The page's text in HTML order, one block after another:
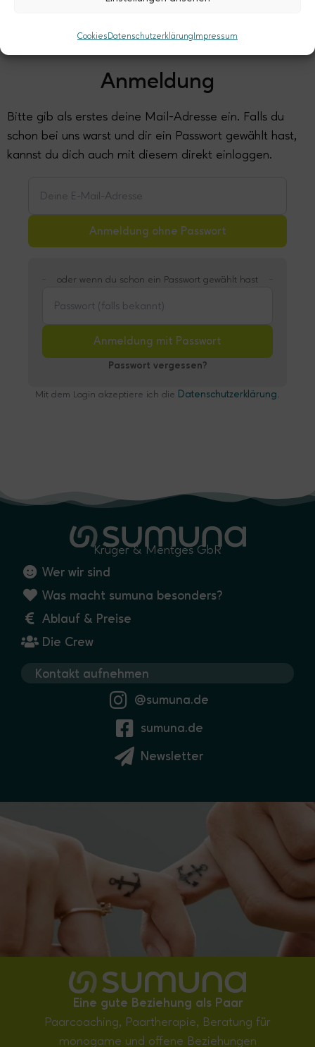
Cookies Datenschutzerklärung Impressum
Anmeldung
Bitte gib als erstes deine Mail-Adresse ein. Falls du
schon bei uns warst und dir ein Passwort gewählt hast,
kannst du dich auch mit diesem direkt einloggen.
Anmeldung ohne Passwort
oder wenn du schon ein Passwort gewählt hast
Anmeldung mit Passwort
Passwort vergessen?
Mit dem Login akzeptiere ich die Datenschutzerklärung.
Krüger & Mentges GbR
Wer wir sind
Was macht sumuna besonders?
Ablauf & Preise
Die Crew
Kontakt aufnehmen
@sumuna.de
sumuna.de
Newsletter
Eine gute Beziehung als Paar
Paarcoaching, Paartherapie, Beratung für
monogame und offene Beziehungen